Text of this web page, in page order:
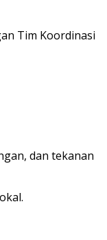
Tim Koordinasi
dan tekanan